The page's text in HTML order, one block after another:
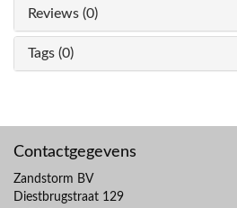
Reviews (0)
Tags (0)
Contactgegevens
Zandstorm BV
Diestbrugstraat 129